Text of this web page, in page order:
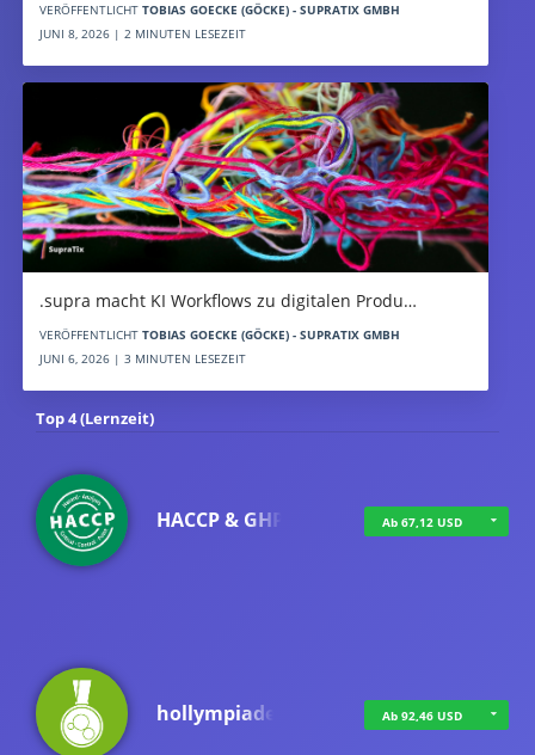
VERÖFFENTLICHT TOBIAS GOECKE (GÖCKE) - SUPRATIX GMBH
JUNI 8, 2026 | 2 MINUTEN LESEZEIT
.supra macht KI Workflows zu digitalen Produ…
VERÖFFENTLICHT TOBIAS GOECKE (GÖCKE) - SUPRATIX GMBH
JUNI 6, 2026 | 3 MINUTEN LESEZEIT
Top 4 (Lernzeit)
HACCP & GHP Ab 67,12 USD
hollympiade Ab 92,46 USD